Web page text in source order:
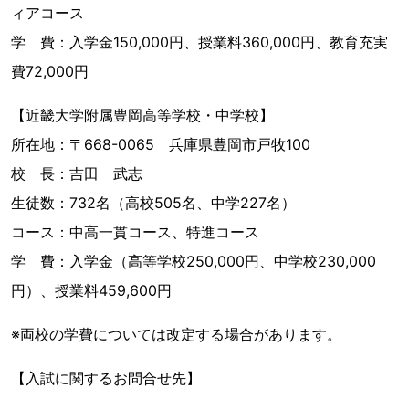
ィアコース
学 費：入学金150,000円、授業料360,000円、教育充実
費72,000円
【近畿大学附属豊岡高等学校・中学校】
所在地：〒668-0065 兵庫県豊岡市戸牧100
校 長：吉田 武志
生徒数：732名（高校505名、中学227名）
コース：中高一貫コース、特進コース
学 費：入学金（高等学校250,000円、中学校230,000
円）、授業料459,600円
※両校の学費については改定する場合があります。
【入試に関するお問合せ先】